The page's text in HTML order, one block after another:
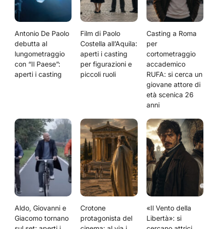
Antonio De Paolo
debutta al
lungometraggio
con “Il Paese”:
aperti i casting
Film di Paolo
Costella all’Aquila:
aperti i casting
per figurazioni e
piccoli ruoli
Casting a Roma
per
cortometraggio
accademico
RUFA: si cerca un
giovane attore di
età scenica 26
anni
Aldo, Giovanni e
Giacomo tornano
Crotone
protagonista del
«Il Vento della
Libertà»: si